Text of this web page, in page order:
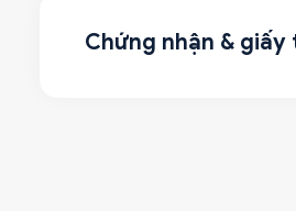
Chứng nhận &